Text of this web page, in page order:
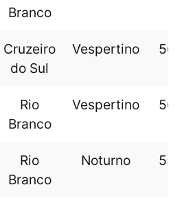
Branco
Cruzeiro
do Sul
Vespertino
Rio
Branco
Vespertino
Rio
Branco
Noturno